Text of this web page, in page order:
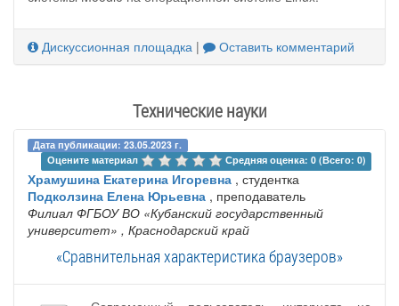
Дискуссионная площадка | Оставить комментарий
Технические науки
Дата публикации: 23.05.2023 г.
Оцените материал
Средняя оценка: 0 (Всего: 0)
Храмушина Екатерина Игоревна , студентка
Подколзина Елена Юрьевна , преподаватель
Филиал ФГБОУ ВО «Кубанский государственный
университет» , Краснодарский край
«Сравнительная характеристика браузеров»